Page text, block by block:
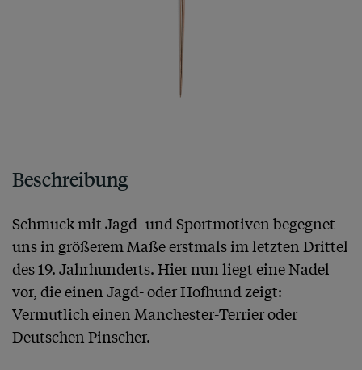
Beschreibung
Schmuck mit Jagd- und Sportmotiven begegnet
uns in größerem Maße erstmals im letzten Drittel
des 19. Jahrhunderts. Hier nun liegt eine Nadel
vor, die einen Jagd- oder Hofhund zeigt:
Vermutlich einen Manchester-Terrier oder
Deutschen Pinscher.